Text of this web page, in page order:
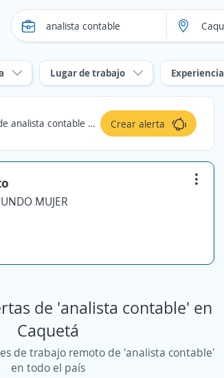
Lugar de trabajo Experiencia
contable en Caquetá Crear alerta
MUJER
de 'analista contable' en
Caquetá
de trabajo remoto de 'analista contable'
en todo el país